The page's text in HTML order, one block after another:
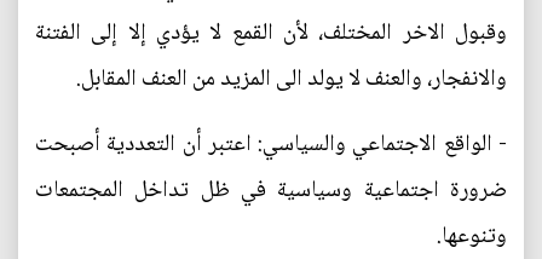
وقبول الاخر المختلف، لأن القمع لا يؤدي إلا إلى الفتنة
والانفجار، والعنف لا يولد الى المزيد من العنف المقابل.
- الواقع الاجتماعي والسياسي: اعتبر أن التعددية أصبحت
ضرورة اجتماعية وسياسية في ظل تداخل المجتمعات
وتنوعها.